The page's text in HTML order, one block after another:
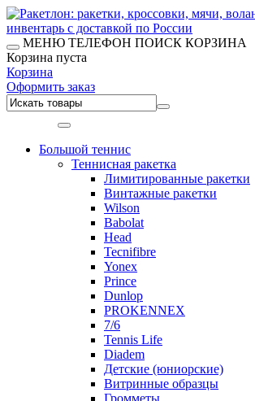
МЕНЮ ТЕЛЕФОН ПОИСК КОРЗИНА
Корзина пуста
Корзина
Оформить заказ
Большой теннис
Теннисная ракетка
Лимитированные ракетки
Винтажные ракетки
Wilson
Babolat
Head
Tecnifibre
Yonex
Prince
Dunlop
PROKENNEX
7/6
Tennis Life
Diadem
Детские (юниорские)
Витринные образцы
Громметы